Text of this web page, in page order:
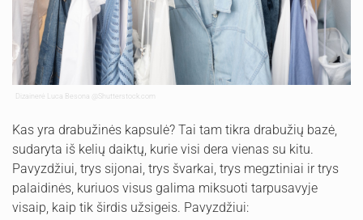
Dizainerė Luca Besona @Shutterstock.com
Kas yra drabužinės kapsulė? Tai tam tikra drabužių bazė,
sudaryta iš kelių daiktų, kurie visi dera vienas su kitu.
Pavyzdžiui, trys sijonai, trys švarkai, trys megztiniai ir trys
palaidinės, kuriuos visus galima miksuoti tarpusavyje
visaip, kaip tik širdis užsigeis. Pavyzdžiui: